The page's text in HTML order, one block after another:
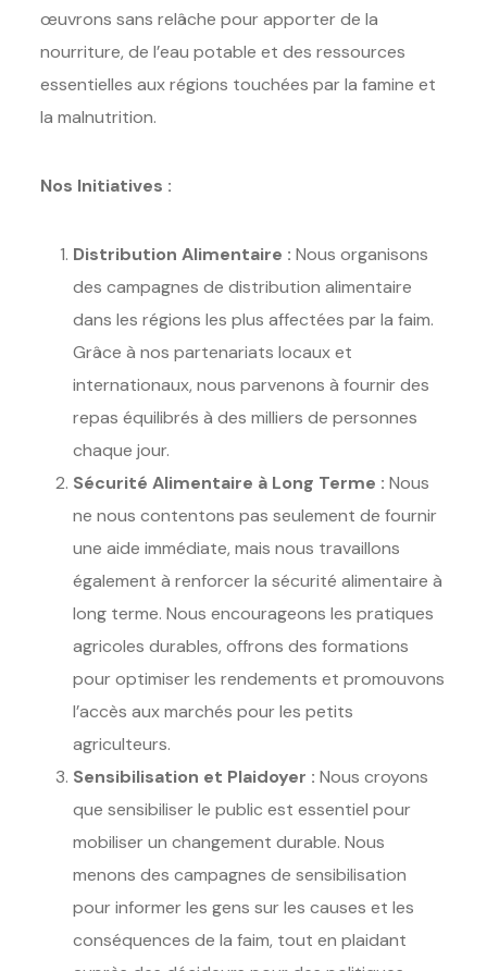
œuvrons sans relâche pour apporter de la
nourriture, de l’eau potable et des ressources
essentielles aux régions touchées par la famine et
la malnutrition.
Nos Initiatives :
Distribution Alimentaire : Nous organisons
des campagnes de distribution alimentaire
dans les régions les plus affectées par la faim.
Grâce à nos partenariats locaux et
internationaux, nous parvenons à fournir des
repas équilibrés à des milliers de personnes
chaque jour.
Sécurité Alimentaire à Long Terme : Nous
ne nous contentons pas seulement de fournir
une aide immédiate, mais nous travaillons
également à renforcer la sécurité alimentaire à
long terme. Nous encourageons les pratiques
agricoles durables, offrons des formations
pour optimiser les rendements et promouvons
l’accès aux marchés pour les petits
agriculteurs.
Sensibilisation et Plaidoyer : Nous croyons
que sensibiliser le public est essentiel pour
mobiliser un changement durable. Nous
menons des campagnes de sensibilisation
pour informer les gens sur les causes et les
conséquences de la faim, tout en plaidant